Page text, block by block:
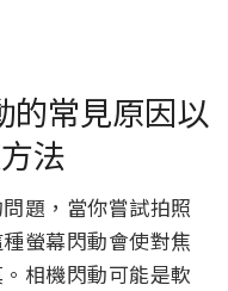
的常見原因以
法
題，當你嘗試拍照
螢幕閃動會使對焦
相機閃動可能是軟